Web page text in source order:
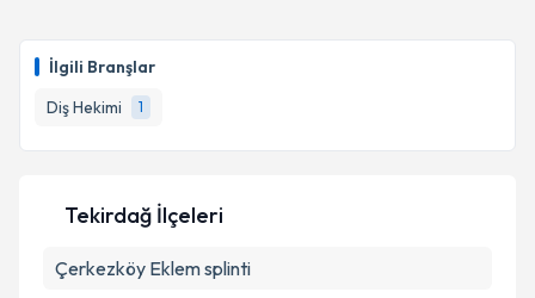
İlgili Branşlar
Diş Hekimi
1
Tekirdağ İlçeleri
Çerkezköy Eklem splinti